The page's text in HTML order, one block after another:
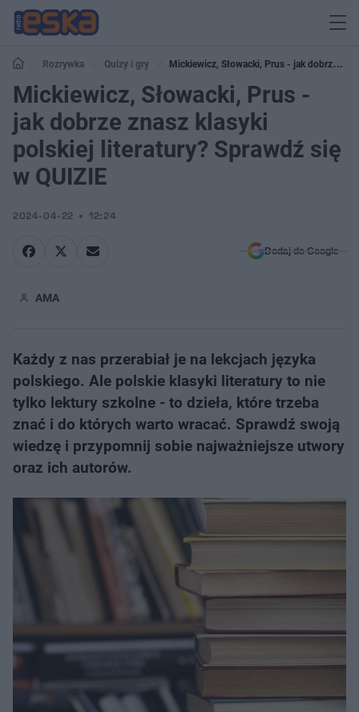
Rozrywka Quizy i gry
Mickiewicz, Słowacki, Prus - jak dobrze
znasz klasyki polskiej literatury? Sprawdź się w QUIZIE
Mickiewicz, Słowacki, Prus -
jak dobrze znasz klasyki
polskiej literatury? Sprawdź się
w QUIZIE
2024-04-22 12:24
Dodaj do Google
AMA
Każdy z nas przerabiał je na lekcjach języka
polskiego. Ale polskie klasyki literatury to nie
tylko lektury szkolne - to dzieła, które trzeba
znać i do których warto wracać. Sprawdź swoją
wiedzę i przypomnij sobie najważniejsze utwory
oraz ich autorów.